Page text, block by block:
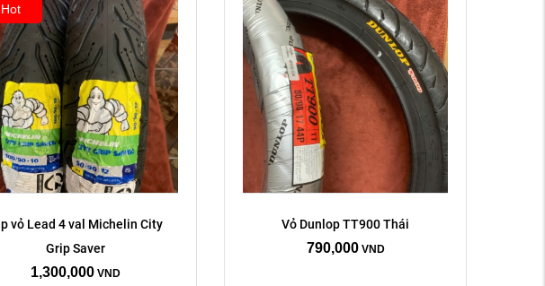
Hot
vỏ Lead 4 val Michelin City
Grip Saver
1,300,000 VND
Vỏ Dunlop TT900 Thái
790,000 VND